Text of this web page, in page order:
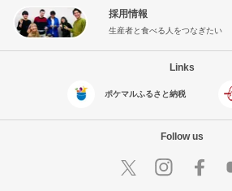
採用情報
生産者と食べる人をつなぎたい
Links
ポケマルふるさと納税
Follow us